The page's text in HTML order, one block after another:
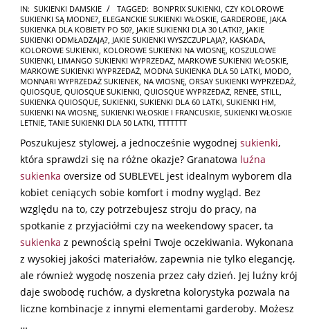
2025-
10-
18
IN: SUKIENKI DAMSKIE TAGGED: BONPRIX SUKIENKI, CZY KOLOROWE
SUKIENKI SĄ MODNE?, ELEGANCKIE SUKIENKI WŁOSKIE, GARDEROBE, JAKA
SUKIENKA DLA KOBIETY PO 50?, JAKIE SUKIENKI DLA 30 LATKI?, JAKIE
SUKIENKI ODMŁADZAJĄ?, JAKIE SUKIENKI WYSZCZUPLAJĄ?, KASKADA,
KOLOROWE SUKIENKI, KOLOROWE SUKIENKI NA WIOSNĘ, KOSZULOWE
SUKIENKI, LIMANGO SUKIENKI WYPRZEDAŻ, MARKOWE SUKIENKI WŁOSKIE,
MARKOWE SUKIENKI WYPRZEDAŻ, MODNA SUKIENKA DLA 50 LATKI, MODO,
MONNARI WYPRZEDAŻ SUKIENEK, NA WIOSNĘ, ORSAY SUKIENKI WYPRZEDAŻ,
QUIOSQUE, QUIOSQUE SUKIENKI, QUIOSQUE WYPRZEDAŻ, RENEE, STILL,
SUKIENKA QUIOSQUE, SUKIENKI, SUKIENKI DLA 60 LATKI, SUKIENKI HM,
SUKIENKI NA WIOSNĘ, SUKIENKI WŁOSKIE I FRANCUSKIE, SUKIENKI WŁOSKIE
LETNIE, TANIE SUKIENKI DLA 50 LATKI, TTTTTTT
Poszukujesz stylowej, a jednocześnie wygodnej sukienki,
która sprawdzi się na różne okazje? Granatowa luźna
sukienka oversize od SUBLEVEL jest idealnym wyborem dla
kobiet ceniących sobie komfort i modny wygląd. Bez
względu na to, czy potrzebujesz stroju do pracy, na
spotkanie z przyjaciółmi czy na weekendowy spacer, ta
sukienka z pewnością spełni Twoje oczekiwania. Wykonana
z wysokiej jakości materiałów, zapewnia nie tylko elegancję,
ale również wygodę noszenia przez cały dzień. Jej luźny krój
daje swobodę ruchów, a dyskretna kolorystyka pozwala na
liczne kombinacje z innymi elementami garderoby. Możesz
…